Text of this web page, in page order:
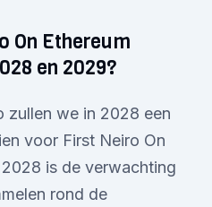
On Ethereum
en 2029?
zullen we in 2028 een
voor First Neiro On
is de verwachting
rond de